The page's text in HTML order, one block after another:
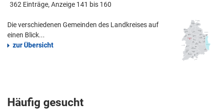
362 Einträge, Anzeige 141 bis 160
Die verschiedenen Gemeinden des Landkreises auf
einen Blick...
zur Übersicht
Häufig gesucht